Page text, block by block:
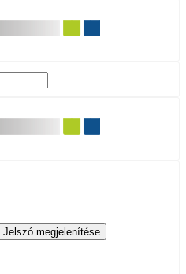
Jelszó megjelenítése